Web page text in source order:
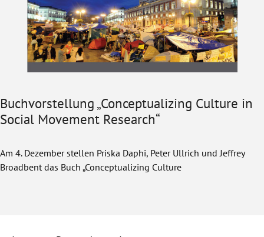
Buchvorstellung „Conceptualizing Culture in
Social Movement Research“
Am 4. Dezember stellen Priska Daphi, Peter Ullrich und Jeffrey
Broadbent das Buch „Conceptualizing Culture